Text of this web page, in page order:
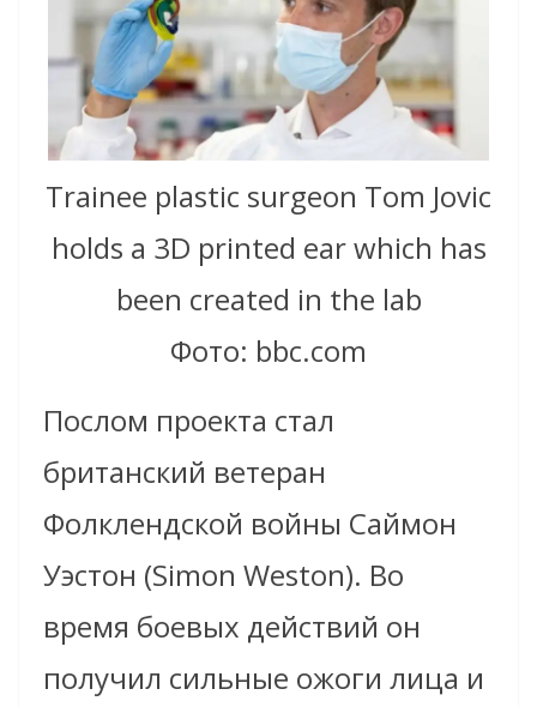
Trainee plastic surgeon Tom Jovic
holds a 3D printed ear which has
been created in the lab
Фото: bbc.com
Послом проекта стал
британский ветеран
Фолклендской войны Саймон
Уэстон (Simon Weston). Во
время боевых действий он
получил сильные ожоги лица и